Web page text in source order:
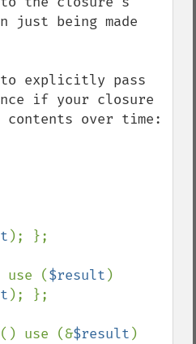
just being made
to explicitly pass
if your closure
over time:
); };
use ($result )
); };
use (&$result )